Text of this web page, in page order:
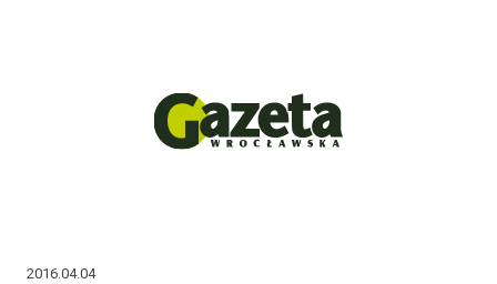
2016.04.04